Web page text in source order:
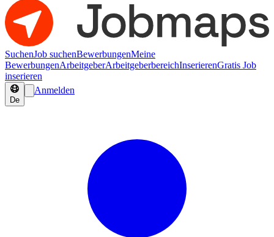
SuchenJob suchenBewerbungenMeine
BewerbungenArbeitgeberArbeitgeberbereichInserierenGratis Job
inserieren
De
Anmelden